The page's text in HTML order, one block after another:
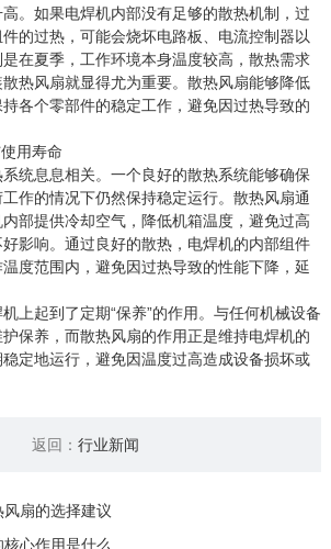
。如果电焊机内部没有足够的散热机制，过
的过热，可能会烧坏电路板、电流控制器以
在夏季，工作环境本身温度较高，散热需求
热风扇就显得尤为重要。散热风扇能够降低
各个零部件的稳定工作，避免因过热导致的
用寿命
统息息相关。一个良好的散热系统能够确保
作的情况下仍然保持稳定运行。散热风扇通
部提供冷却空气，降低机箱温度，避免过高
影响。通过良好的散热，电焊机的内部组件
度范围内，避免因过热导致的性能下降，延
上起到了定期“保养”的作用。与任何机械设备
保养，而散热风扇的作用正是维持电焊机的
定地运行，避免因温度过高造成设备损坏或
返回： 行业新闻
扇的选择建议
心作用是什么